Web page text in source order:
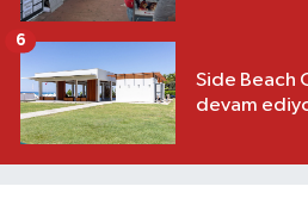
Side Beach
devam
6